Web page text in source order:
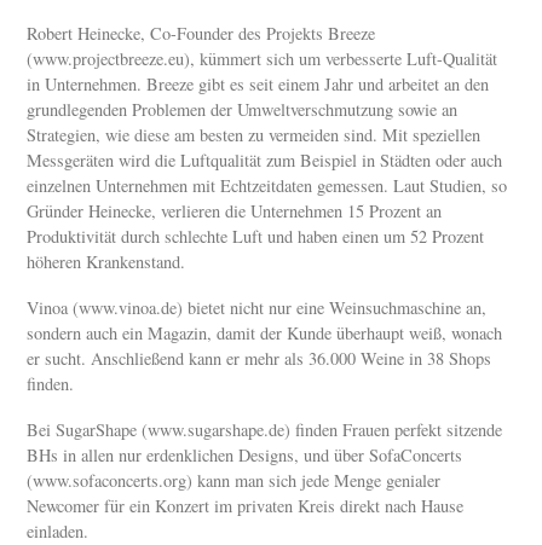
Robert Heinecke, Co-Founder des Projekts Breeze
(www.projectbreeze.eu), kümmert sich um verbesserte Luft-Qualität
in Unternehmen. Breeze gibt es seit einem Jahr und arbeitet an den
grundlegenden Problemen der Umweltverschmutzung sowie an
Strategien, wie diese am besten zu vermeiden sind. Mit speziellen
Messgeräten wird die Luftqualität zum Beispiel in Städten oder auch
einzelnen Unternehmen mit Echtzeitdaten gemessen. Laut Studien, so
Gründer Heinecke, verlieren die Unternehmen 15 Prozent an
Produktivität durch schlechte Luft und haben einen um 52 Prozent
höheren Krankenstand.
Vinoa (www.vinoa.de) bietet nicht nur eine Weinsuchmaschine an,
sondern auch ein Magazin, damit der Kunde überhaupt weiß, wonach
er sucht. Anschließend kann er mehr als 36.000 Weine in 38 Shops
finden.
Bei SugarShape (www.sugarshape.de) finden Frauen perfekt sitzende
BHs in allen nur erdenklichen Designs, und über SofaConcerts
(www.sofaconcerts.org) kann man sich jede Menge genialer
Newcomer für ein Konzert im privaten Kreis direkt nach Hause
einladen.